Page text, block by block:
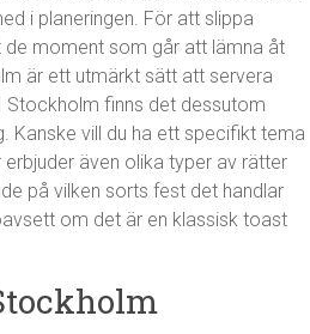
i planeringen. För att slippa
de moment som går att lämna åt
är ett utmärkt sätt att servera
Stockholm finns det dessutom
Kanske vill du ha ett specifikt tema
även olika typer av rätter
på vilken sorts fest det handlar
om det är en klassisk toast